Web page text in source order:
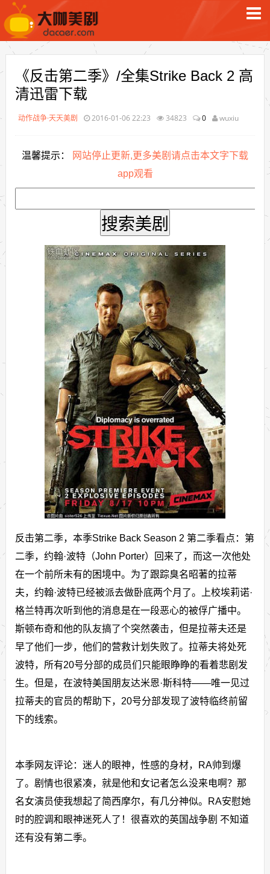
《反击第二季》/全集Strike Back 2 高
清迅雷下载
动作战争·天天美剧 2016-01-06 22:23 34823 0 wuxiu
温馨提示：
网站停止更新,更多美剧请点击本文字下载
app观看
反击第二季，本季Strike Back Season 2 第二季看点：第
二季，约翰·波特（John Porter）回来了，而这一次他处
在一个前所未有的困境中。为了跟踪臭名昭著的拉蒂
夫，约翰·波特已经被派去做卧底两个月了。上校埃莉诺·
格兰特再次听到他的消息是在一段恶心的被俘广播中。
斯顿布奇和他的队友搞了个突然袭击，但是拉蒂夫还是
早了他们一步，他们的营救计划失败了。拉蒂夫将处死
波特，所有20号分部的成员们只能眼睁睁的看着悲剧发
生。但是，在波特美国朋友达米恩·斯科特——唯一见过
拉蒂夫的官员的帮助下，20号分部发现了波特临终前留
下的线索。
本季网友评论：迷人的眼神，性感的身材，RA帅到爆
了。剧情也很紧凑，就是他和女记者怎么没来电啊？那
名女演员使我想起了简西摩尔，有几分神似。RA安慰她
时的腔调和眼神迷死人了！很喜欢的英国战争剧 不知道
还有没有第二季。